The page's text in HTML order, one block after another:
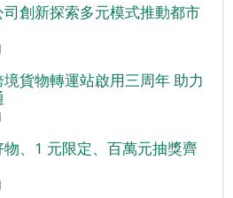
創新探索多元模式推動都市
貨物轉運站啟用三周年 助力
、1 元限定、百萬元抽獎齊